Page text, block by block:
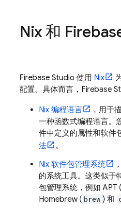
Nix 和
Firebase Studio 使用 Nix
配置。具体而言， Firebase
Nix 编程语言
，用于
一种函数式编程语言。
件中定义的属性和软件
法
。
Nix 软件包管理系统
的系统工具。这类似于
包管理系统，例如 APT (
Homebrew ( brew ) 和